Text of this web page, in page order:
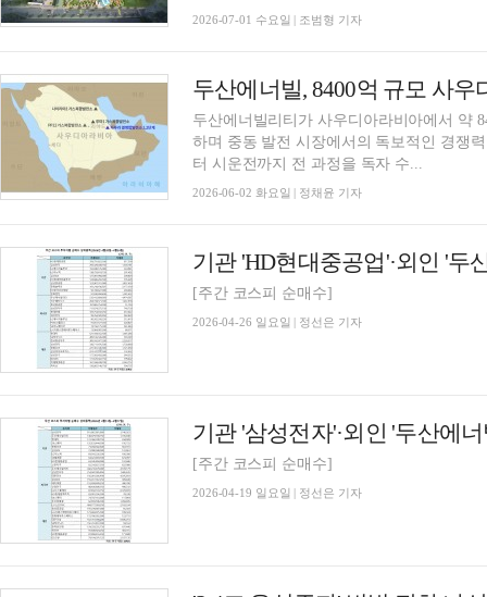
2026-07-01 수요일 | 조범형 기자
두산에너빌, 8400억 규모 사
두산에너빌리티가 사우디아라비아에서 약
하며 중동 발전 시장에서의 독보적인 경쟁
터 시운전까지 전 과정을 독자 수...
2026-06-02 화요일 | 정채윤 기자
[주간 코스피 순매수]
2026-04-26 일요일 | 정선은 기자
[주간 코스피 순매수]
2026-04-19 일요일 | 정선은 기자